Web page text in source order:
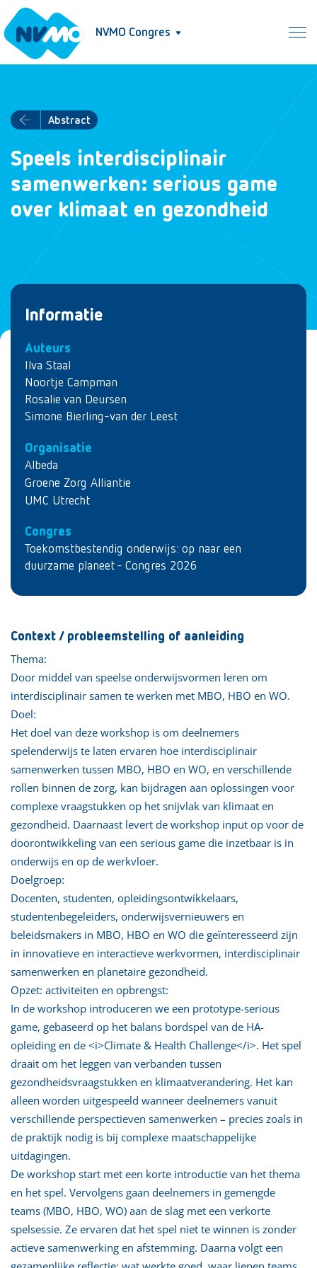
NVMO Congres
Abstract
Speels interdisciplinair
samenwerken: serious game
over klimaat en gezondheid
Informatie
Auteurs
Ilva Staal
Noortje Campman
Rosalie van Deursen
Simone Bierling-van der Leest
Organisatie
Albeda
Groene Zorg Alliantie
UMC Utrecht
Congres
Toekomstbestendig onderwijs: op naar een
duurzame planeet - Congres 2026
Context / probleemstelling of aanleiding
Thema:
Door middel van speelse onderwijsvormen leren om
interdisciplinair samen te werken met MBO, HBO en WO.
Doel:
Het doel van deze workshop is om deelnemers
spelenderwijs te laten ervaren hoe interdisciplinair
samenwerken tussen MBO, HBO en WO, en verschillende
rollen binnen de zorg, kan bijdragen aan oplossingen voor
complexe vraagstukken op het snijvlak van klimaat en
gezondheid. Daarnaast levert de workshop input op voor de
doorontwikkeling van een serious game die inzetbaar is in
onderwijs en op de werkvloer.
Doelgroep:
Docenten, studenten, opleidingsontwikkelaars,
studentenbegeleiders, onderwijsvernieuwers en
beleidsmakers in MBO, HBO en WO die geïnteresseerd zijn
in innovatieve en interactieve werkvormen, interdisciplinair
samenwerken en planetaire gezondheid.
Opzet: activiteiten en opbrengst:
In de workshop introduceren we een prototype-serious
game, gebaseerd op het balans bordspel van de HA-
opleiding en de <i>Climate & Health Challenge</i>. Het spel
draait om het leggen van verbanden tussen
gezondheidsvraagstukken en klimaatverandering. Het kan
alleen worden uitgespeeld wanneer deelnemers vanuit
verschillende perspectieven samenwerken – precies zoals in
de praktijk nodig is bij complexe maatschappelijke
uitdagingen.
De workshop start met een korte introductie van het thema
en het spel. Vervolgens gaan deelnemers in gemengde
teams (MBO, HBO, WO) aan de slag met een verkorte
spelsessie. Ze ervaren dat het spel niet te winnen is zonder
actieve samenwerking en afstemming. Daarna volgt een